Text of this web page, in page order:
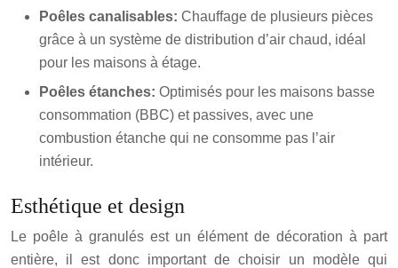
Poêles canalisables: Chauffage de plusieurs pièces
grâce à un système de distribution d’air chaud, idéal
pour les maisons à étage.
Poêles étanches: Optimisés pour les maisons basse
consommation (BBC) et passives, avec une
combustion étanche qui ne consomme pas l’air
intérieur.
Esthétique et design
Le poêle à granulés est un élément de décoration à part
entière, il est donc important de choisir un modèle qui